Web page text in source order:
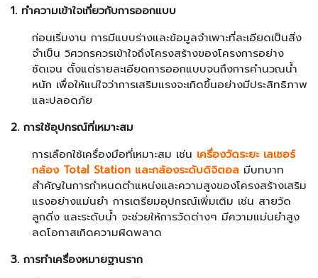
1. ทำความเข้าใจเกี่ยวกับการออกแบบ
ก่อนเริ่มงาน การมีแบบร่างและข้อมูลจำเพาะที่ละเอียดเป็นสิ่ง
จำเป็น วิศวกรควรเข้าใจถึงโครงสร้างของโครงการอย่าง
ชัดเจน ตั้งแต่รายละเอียดการออกแบบจนถึงการคำนวณน้ำ
หนัก เพื่อให้แน่ใจว่าการเสริมแรงจะเกิดขึ้นอย่างมีประสิทธิภาพ
และปลอดภัย
2. การใช้อุปกรณ์ที่เหมาะสม
การเลือกใช้เครื่องมือที่เหมาะสม เช่น เครื่องวัดระยะ เลเซอร์
กล้อง Total Station และกล้องระดับดิจิตอล มีบทบาท
สำคัญในการกำหนดตำแหน่งและความสูงของโครงสร้างเสริม
แรงอย่างแม่นยำ การเตรียมอุปกรณ์เพิ่มเติม เช่น สายวัด
ลูกดิ่ง และระดับน้ำ จะช่วยให้การวัดต่างๆ มีความแม่นยำสูง
ลดโอกาสเกิดความผิดพลาด
3. การทำเครื่องหมายฐานราก